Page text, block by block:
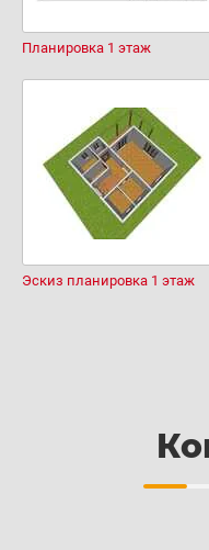
Планировка 1 этаж
Эскиз планировка 1 этаж